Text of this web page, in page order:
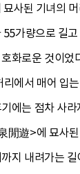
사된 기녀의
가량으로 길
화로운 것이
에서 매어 입
에는 점차 사
遊>에 묘사
지 내려가는